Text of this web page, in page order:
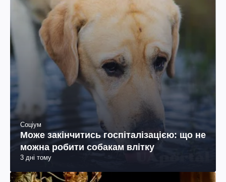
Соціум
Може закінчитись госпіталізацією: що не
можна робити собакам влітку
3 дні тому